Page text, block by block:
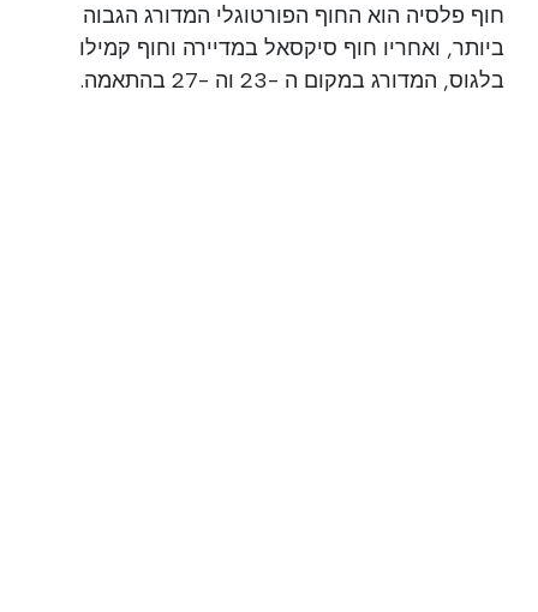
חוף פלסיה הוא החוף הפורטוגלי המדורג הגבוה
ביותר, ואחריו חוף סיקסאל במדיירה וחוף קמילו
בלגוס, המדורג במקום ה -23 וה -27 בהתאמה.